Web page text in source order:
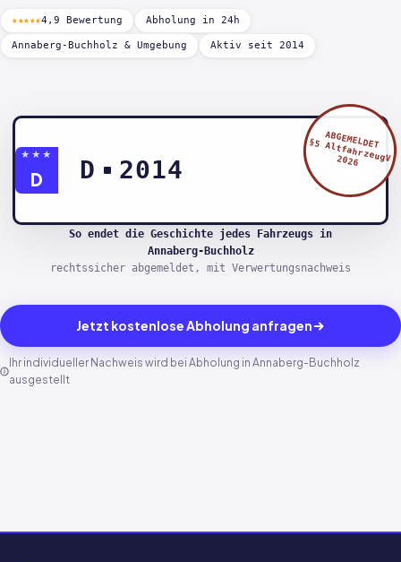
★★★★★4,9 Bewertung Abholung in 24h
Annaberg-Buchholz & Umgebung Aktiv seit 2014
★★★
D D 2014
ABGEMELDET
§5 AltfahrzeugV
2026
So endet die Geschichte jedes Fahrzeugs in
Annaberg-Buchholz
rechtssicher abgemeldet, mit Verwertungsnachweis
Jetzt kostenlose Abholung anfragen
Ihr individueller Nachweis wird bei Abholung in Annaberg-Buchholz
ausgestellt